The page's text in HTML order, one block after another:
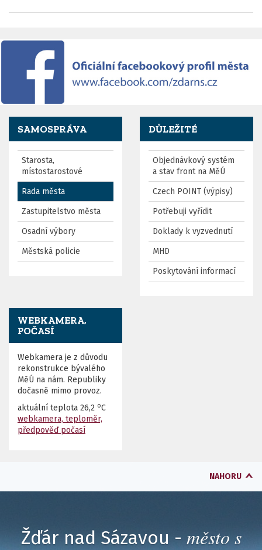
SAMOSPRÁVA
Starosta,
místostarostové
Rada města
Zastupitelstvo města
Osadní výbory
Městská policie
DŮLEŽITÉ
Objednávkový systém
a stav front na MěÚ
Czech POINT (výpisy)
Potřebuji vyřídit
Doklady k vyzvednutí
MHD
Poskytování informací
WEBKAMERA,
POČASÍ
Webkamera je z důvodu
rekonstrukce bývalého
MěÚ na nám. Republiky
dočasně mimo provoz.
aktuální teplota 26,2 oC
webkamera, teploměr,
předpověď počasí
NAHORU
Žďár nad Sázavou - město s